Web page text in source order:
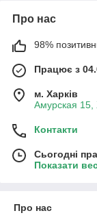
Про нас
98%
Працює з
м. Харків
Амурская 15,
Контакти
Сьогодні
Показати
Про нас